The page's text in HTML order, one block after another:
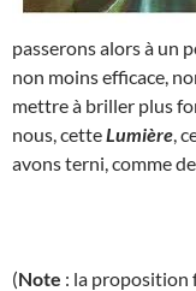
passerons alors à un
non moins efficace,
mettre à briller plus
nous, cetteLumière ,
avons terni, comme
(Note : la proposition